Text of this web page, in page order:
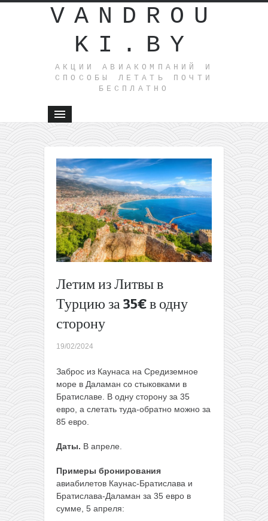
VANDROU
KI.BY
АКЦИИ АВИАКОМПАНИЙ И
СПОСОБЫ ЛЕТАТЬ ПОЧТИ
БЕСПЛАТНО
Летим из Литвы в
Турцию за 35€ в одну
сторону
19/02/2024
Заброс из Каунаса на Средиземное
море в Даламан со стыковками в
Братиславе. В одну сторону за 35
евро, а слетать туда-обратно можно за
85 евро.
Даты. В апреле.
Примеры бронирования
авиабилетов Каунас-Братислава и
Братислава-Даламан за 35 евро в
сумме, 5 апреля:
Гран-
Канария
Майорка
в одной
поездке
из
всего за
96€
туда-
обратно